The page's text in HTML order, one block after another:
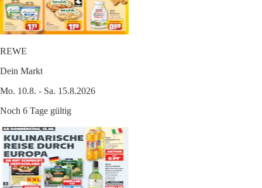
REWE
Dein Markt
Mo. 10.8. - Sa. 15.8.2026
Noch 6 Tage gültig